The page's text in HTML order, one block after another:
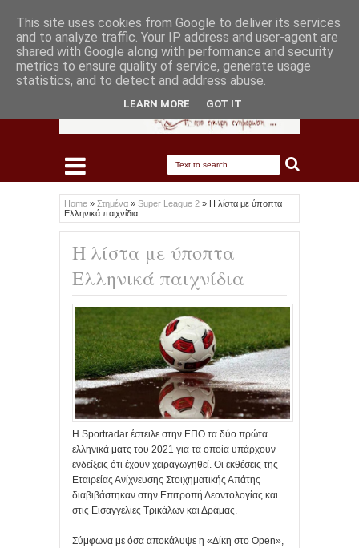
Home » Στημένα » Super League 2 » Η λίστα με ύποπτα
Ελληνικά παιχνίδια
Η λίστα με ύποπτα
Ελληνικά παιχνίδια
Η Sportradar έστειλε στην ΕΠΟ τα δύο πρώτα
ελληνικά ματς του 2021 για τα οποία υπάρχουν
ενδείξεις ότι έχουν χειραγωγηθεί. Οι εκθέσεις της
Εταιρείας Ανίχνευσης Στοιχηματικής Απάτης
διαβιβάστηκαν στην Επιτροπή Δεοντολογίας και
στις Εισαγγελίες Τρικάλων και Δράμας.
Σύμφωνα με όσα αποκάλυψε η «Δίκη στο Open»,
This site uses cookies from Google to deliver its services
and to analyze traffic. Your IP address and user-agent are
shared with Google along with performance and security
metrics to ensure quality of service, generate usage
statistics, and to detect and address abuse.
LEARN MORE GOT IT